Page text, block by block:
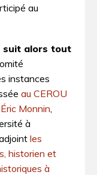
au
suit alors tout
instances
au CEROU
Monnin
à
les
historien et
à